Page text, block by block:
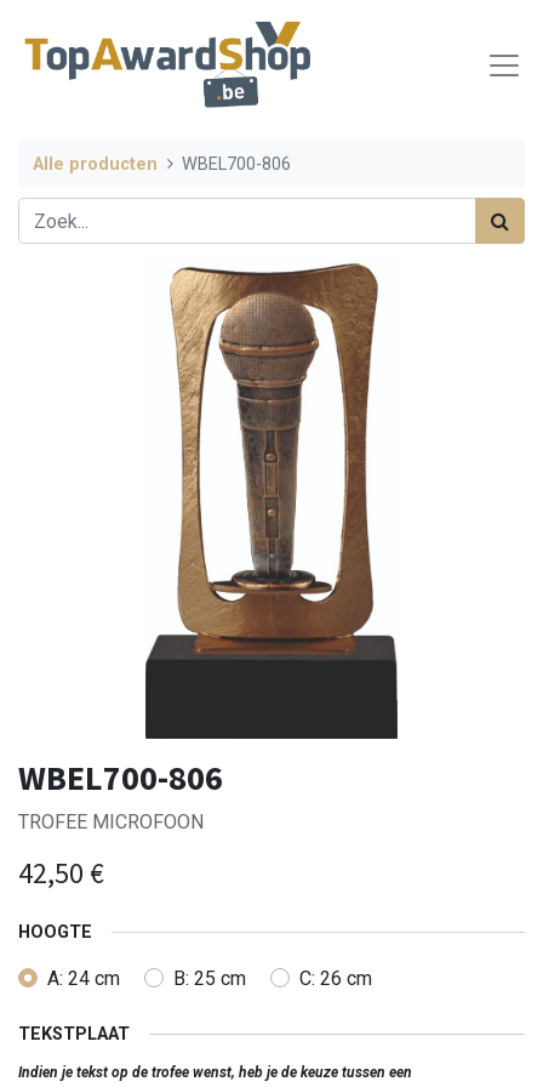
Alle producten WBEL700-806
WBEL700-806
TROFEE MICROFOON
42,50 €
HOOGTE
A: 24 cm B: 25 cm C: 26 cm
TEKSTPLAAT
Indien je tekst op de trofee wenst, heb je de keuze tussen een